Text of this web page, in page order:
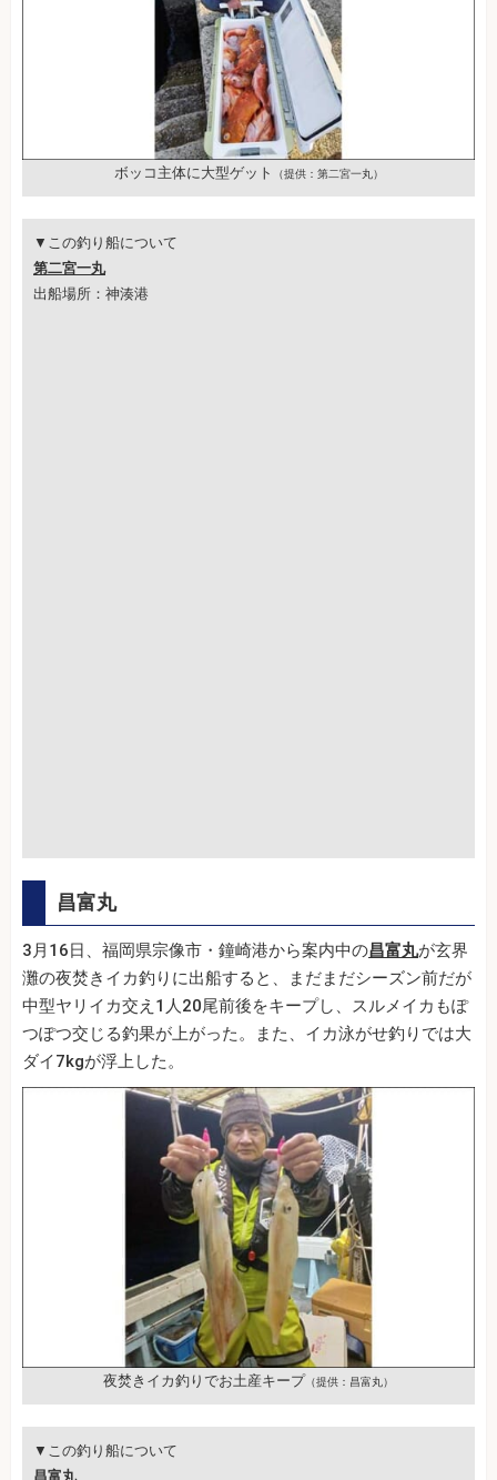
ボッコ主体に大型ゲット （提供：第二宮一丸）
▼この釣り船について
第二宮一丸
出船場所：神湊港
昌富丸
3月16日、福岡県宗像市・鐘崎港から案内中の昌富丸が玄界
灘の夜焚きイカ釣りに出船すると、まだまだシーズン前だが
中型ヤリイカ交え1人20尾前後をキープし、スルメイカもぽ
つぽつ交じる釣果が上がった。また、イカ泳がせ釣りでは大
ダイ7kgが浮上した。
夜焚きイカ釣りでお土産キープ （提供：昌富丸）
▼この釣り船について
昌富丸